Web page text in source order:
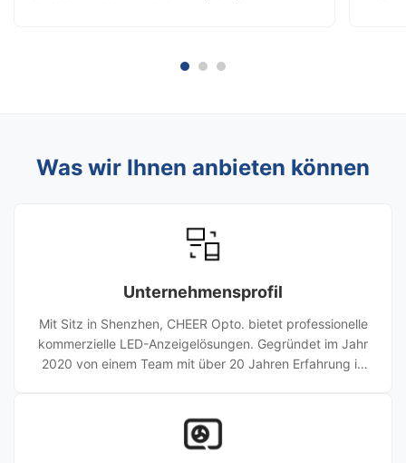
Winkel-Fastlock-Verleihschränke der ...
Was wir Ihnen anbieten können
Unternehmensprofil
Mit Sitz in Shenzhen, CHEER Opto. bietet professionelle
kommerzielle LED-Anzeigelösungen. Gegründet im Jahr
2020 von einem Team mit über 20 Jahren Erfahrung in
Lösungen für Kunden in über 50 Ländern, die in den
Bereichen Handel, Werbung und digitale Projekte weit